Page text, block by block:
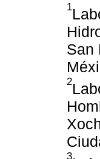
1
San
2
3